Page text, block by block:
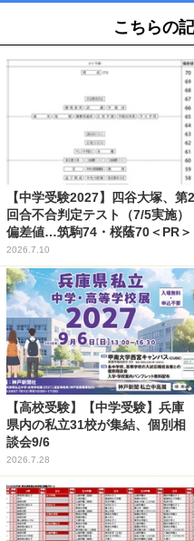
こちらの
【中学受験2027】四谷大塚、第2
回合不合判定テスト（7/5実施）
偏差値…筑駒74・桜蔭70＜PR＞
2026.7.10
【高校受験】【中学受験】兵庫
県内の私立31校が集結、個別相
談会9/6
2026.7.28